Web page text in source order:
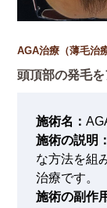
AGA治療（薄毛治療
頭頂部の発毛を
施術名：
施術の説明：
な方法を組
治療です。
施術の副作